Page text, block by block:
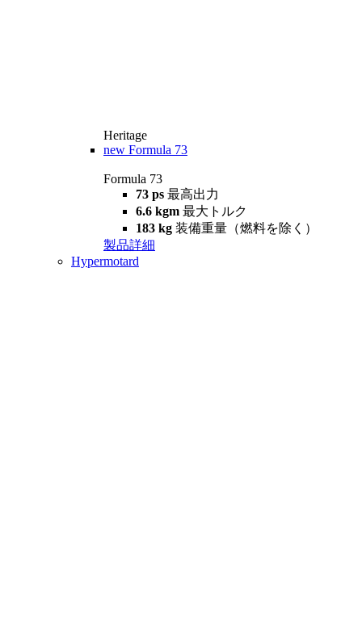
Heritage
new Formula 73
Formula 73
73 ps 最高出力
6.6 kgm 最大トルク
183 kg 装備重量（燃料を除く）
製品詳細
Hypermotard